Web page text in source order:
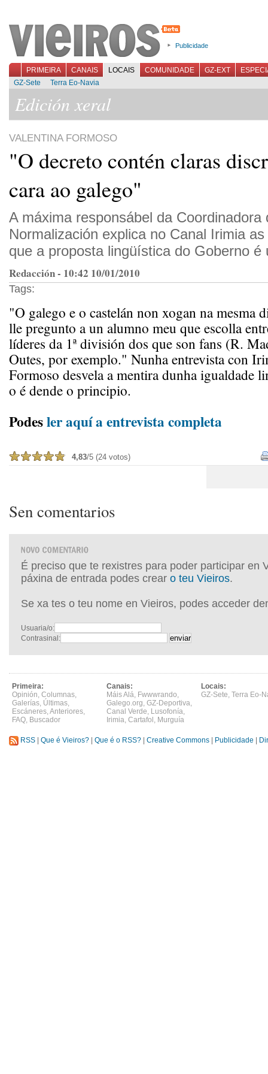
Publicidade
PRIMEIRA CANAIS LOCAIS COMUNIDADE GZ-EXT
GZ-Sete
Terra Eo-Navia
Edición xeral
VALENTINA FORMOSO
"O decreto contén claras
cara ao galego"
A máxima responsábel da Coordinadora
Normalización explica no Canal Irimia
que a proposta lingüística do Goberno é
Redacción - 10:42 10/01/2010
Tags:
"O galego e o castelán non xogan na mesma
lle pregunto a un alumno meu que escolla
líderes da 1ª división dos que son fans (R.
Outes, por exemplo." Nunha entrevista con
Formoso desvela a mentira dunha igualdade
o é dende o principio.
Podesler aquí a entrevista completa
4,83/5 (24 votos)
Sen comentarios
É preciso que te rexistres para poder participar en
páxina de entrada podes crear o teu Vieiros.
Se xa tes o teu nome en Vieiros, podes acceder
Usuaria/o:
Contrasinal:
Primeira:
Opinión, Columnas,
Galerías, Últimas,
Escáneres,Anteriores,
FAQ, Buscador
Canais:
Máis Alá, Fwwwrando,
Galego.org, GZ-Deportiva,
Canal Verde, Lusofonía,
Irimia, Cartafol , Murguía
Locais:
GZ-Sete, Terra Eo-
RSS Que é Vieiros? Que é o RSS? Creative Commons Publicidade